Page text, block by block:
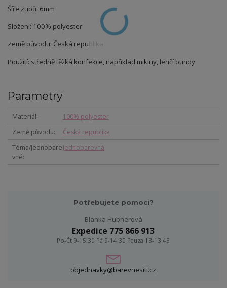
Šíře zubů: 6mm
Složení: 100% polyester
Země původu: Česká republika
Použití: středně těžká konfekce, například mikiny, lehčí bundy
Parametry
Materiál
100% polyester
Země původu
Česká republika
Téma/Jednobare
vné
Jednobarevná
Potřebujete pomoci?
Blanka Hubnerová
Expedice 775 866 913
Po-Čt 9-15:30 Pá 9-14:30 Pauza 13-13:45
objednavky@barevnesiti.cz